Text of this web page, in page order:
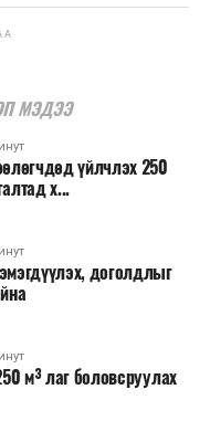
баталгаажуулсан
Хурлын
баталсан “Төр,
хэрэгжүүлэх
шатаах үйлдвэр
түншлэлийн
бохир ус цэвэрлэх
орчинд аюулгүй
эрс бууруулах
шатааснаар
бактери, вирус
МЭДЭЭ
үйлчлэх 250
х...
доголдлыг
м³ лаг боловсруулах